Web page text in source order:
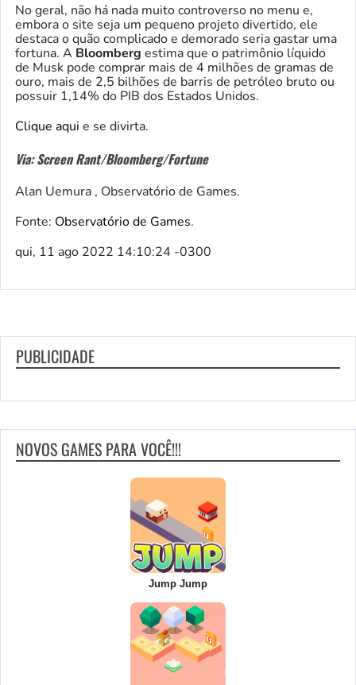
No geral, não há nada muito controverso no menu e,
embora o site seja um pequeno projeto divertido, ele
destaca o quão complicado e demorado seria gastar uma
fortuna. A Bloomberg estima que o patrimônio líquido
de Musk pode comprar mais de 4 milhões de gramas de
ouro, mais de 2,5 bilhões de barris de petróleo bruto ou
possuir 1,14% do PIB dos Estados Unidos.
Clique aqui e se divirta.
Via: Screen Rant/Bloomberg/Fortune
Alan Uemura , Observatório de Games.
Fonte: Observatório de Games.
qui, 11 ago 2022 14:10:24 -0300
PUBLICIDADE
NOVOS GAMES PARA VOCÊ!!!
Jump Jump